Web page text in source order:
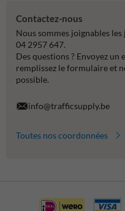
Contactez-nous
Nous sommes joignables
04 2957 647.
Des questions ? Envoyez un
remplissez le formulaire et
possible.
info@trafficsupply.be
Toutes nos coordonnées